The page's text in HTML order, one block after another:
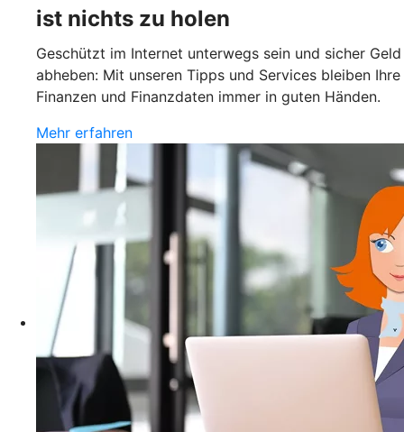
ist nichts zu holen
Geschützt im Internet unterwegs sein und sicher Geld
abheben: Mit unseren Tipps und Services bleiben Ihre
Finanzen und Finanzdaten immer in guten Händen.
Mehr erfahren